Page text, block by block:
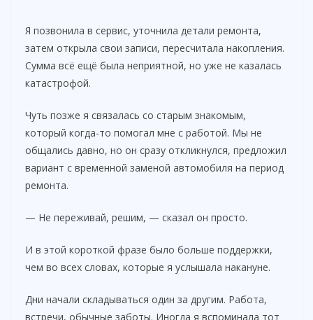
Я позвонила в сервис, уточнила детали ремонта,
затем открыла свои записи, пересчитала накопления.
Сумма всё ещё была неприятной, но уже не казалась
катастрофой.
Чуть позже я связалась со старым знакомым,
который когда-то помогал мне с работой. Мы не
общались давно, но он сразу откликнулся, предложил
вариант с временной заменой автомобиля на период
ремонта.
— Не переживай, решим, — сказал он просто.
И в этой короткой фразе было больше поддержки,
чем во всех словах, которые я услышала накануне.
Дни начали складываться один за другим. Работа,
встречи, обычные заботы. Иногда я вспоминала тот